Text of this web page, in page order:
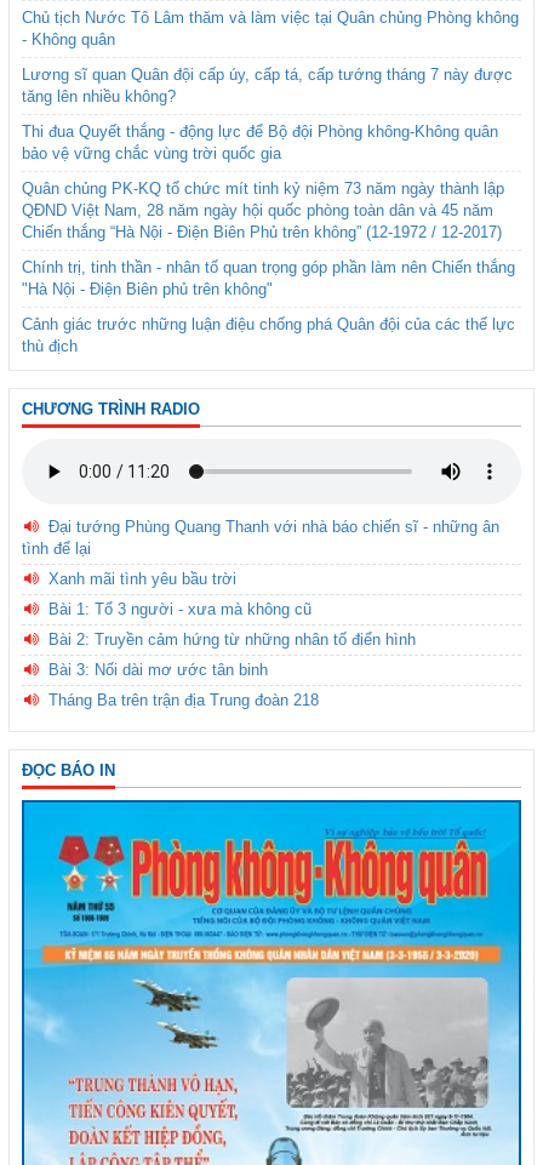
Chủ tịch Nước Tô Lâm thăm và làm việc tại Quân chủng Phòng không
- Không quân
Lương sĩ quan Quân đội cấp úy, cấp tá, cấp tướng tháng 7 này được
tăng lên nhiều không?
Thi đua Quyết thắng - động lực để Bộ đội Phòng không-Không quân
bảo vệ vững chắc vùng trời quốc gia
Quân chủng PK-KQ tổ chức mít tinh kỷ niệm 73 năm ngày thành lập
QĐND Việt Nam, 28 năm ngày hội quốc phòng toàn dân và 45 năm
Chiến thắng “Hà Nội - Điện Biên Phủ trên không” (12-1972 / 12-2017)
Chính trị, tinh thần - nhân tố quan trọng góp phần làm nên Chiến thắng
"Hà Nội - Điện Biên phủ trên không"
Cảnh giác trước những luận điệu chống phá Quân đội của các thế lực
thù địch
CHƯƠNG TRÌNH RADIO
Đại tướng Phùng Quang Thanh với nhà báo chiến sĩ - những ân
tình để lại
Xanh mãi tình yêu bầu trời
Bài 1: Tổ 3 người - xưa mà không cũ
Bài 2: Truyền cảm hứng từ những nhân tố điển hình
Bài 3: Nối dài mơ ước tân binh
Tháng Ba trên trận địa Trung đoàn 218
ĐỌC BÁO IN